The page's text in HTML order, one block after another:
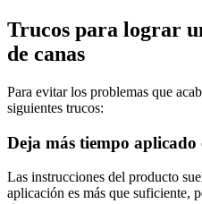
Trucos para lograr
de canas
Para evitar los problemas que
siguientes trucos:
Deja más tiempo
Las instrucciones del producto
aplicación es más que suficiente,